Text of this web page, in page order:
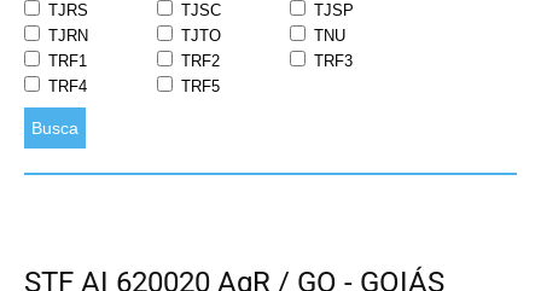
TJRS
TJSC
TJSP
TJRN
TJTO
TNU
TRF1
TRF2
TRF3
TRF4
TRF5
Busca
STF AI 620020 AgR / GO - GOIÁS